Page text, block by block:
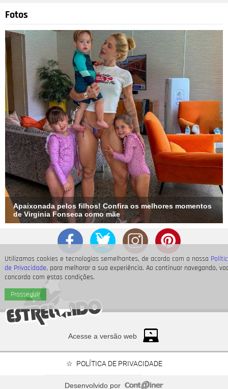
Utilizamos cookies e tecnologias semelhantes, de acordo com a nossa
de Privacidade, para melhorar a sua experiência. Ao continuar navegando,
concorda com estas condições.
Prosseguir
Fotos
Apaixonada pelos filhos! Confira os melhores momentos
de Virginia Fonseca como mãe
Acesse a versão web
POLÍTICA DE PRIVACIDADE
Desenvolvido por